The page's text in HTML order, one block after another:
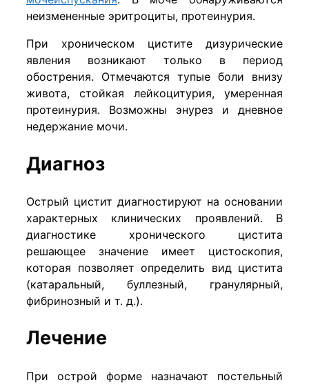
неизмененные эритроциты, протеинурия.
При хроническом цистите дизурические
явления возникают только в период
обострения. Отмечаются тупые боли внизу
живота, стойкая лейкоцитурия, умеренная
протеинурия. Возможны энурез и дневное
недержание мочи.
Диагноз
Острый цистит диагностируют на основании
характерных клинических проявлений. В
диагностике хронического цистита
решающее значение имеет цистоскопия,
которая позволяет определить вид цистита
(катаральный, буллезный, гранулярный,
фибринозный и т. д.).
Лечение
При острой форме назначают постельный